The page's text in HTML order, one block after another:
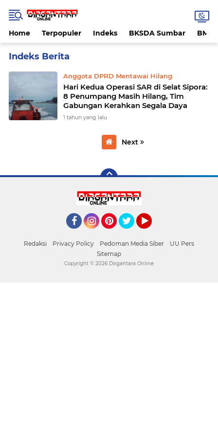
Home Terpopuler Indeks BKSDA Sumbar
Anggota DPRD Mentawai Hilang
Hari Kedua Operasi SAR di Selat Sipora:
8 Penumpang Masih Hilang, Tim
Gabungan Kerahkan Segala Daya
1 tahun yang lalu
Next
Redaksi Privacy Policy Pedoman Media Siber
UU Pers
Sitemap
Copyright © 2026 Dirgantara Online